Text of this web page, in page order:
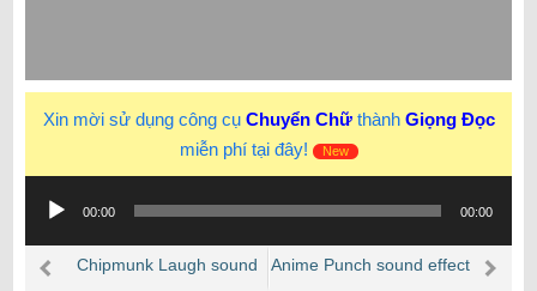
Xin mời sử dụng công cụ Chuyển Chữthành Giọng Đọc
miễn phí tại đây!
New
phát
âm
thanh
00:00 00:00
Chipmunk Laugh sound
Anime Punch sound effect